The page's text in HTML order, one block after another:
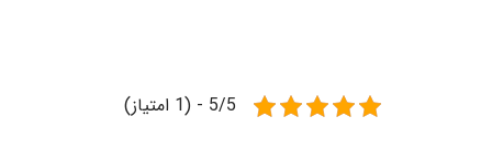
5/5 - (1 امتیاز)